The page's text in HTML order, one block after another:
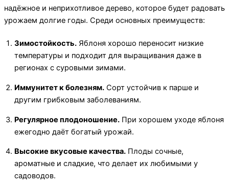
надёжное и неприхотливое дерево, которое будет радовать
урожаем долгие годы. Среди основных преимуществ:
Зимостойкость. Яблоня хорошо переносит низкие
температуры и подходит для выращивания даже в
регионах с суровыми зимами.
Иммунитет к болезням. Сорт устойчив к парше и
другим грибковым заболеваниям.
Регулярное плодоношение. При хорошем уходе яблоня
ежегодно даёт богатый урожай.
Высокие вкусовые качества. Плоды сочные,
ароматные и сладкие, что делает их любимыми у
садоводов.